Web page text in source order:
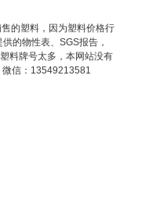
的塑料，因为塑料价格行
的物性表、SGS报告，
料牌号太多，本网站没有
信：13549213581